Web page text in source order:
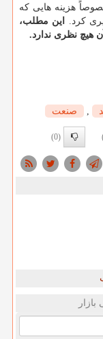
هزینه هایی كه
كرد.
این مطلب،
هیچ نظری ندارد.
, صنعت
(0)